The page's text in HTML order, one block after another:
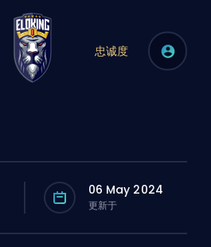
忠诚度
06 May 2024
更新于